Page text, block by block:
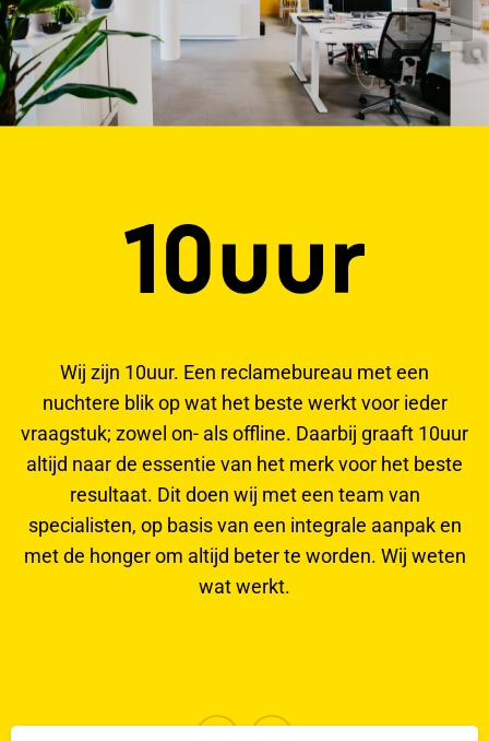
Wij zijn 10uur. Een reclamebureau met een
nuchtere blik op wat het beste werkt voor ieder
vraagstuk; zowel on- als offline. Daarbij graaft 10uur
altijd naar de essentie van het merk voor het beste
resultaat. Dit doen wij met een team van
specialisten, op basis van een integrale aanpak en
met de honger om altijd beter te worden. Wij weten
wat werkt.